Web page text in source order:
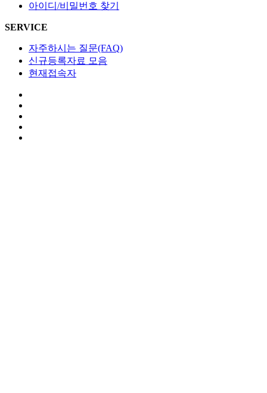
아이디/비밀번호 찾기
SERVICE
자주하시는 질문(FAQ)
신규등록자료 모음
현재접속자